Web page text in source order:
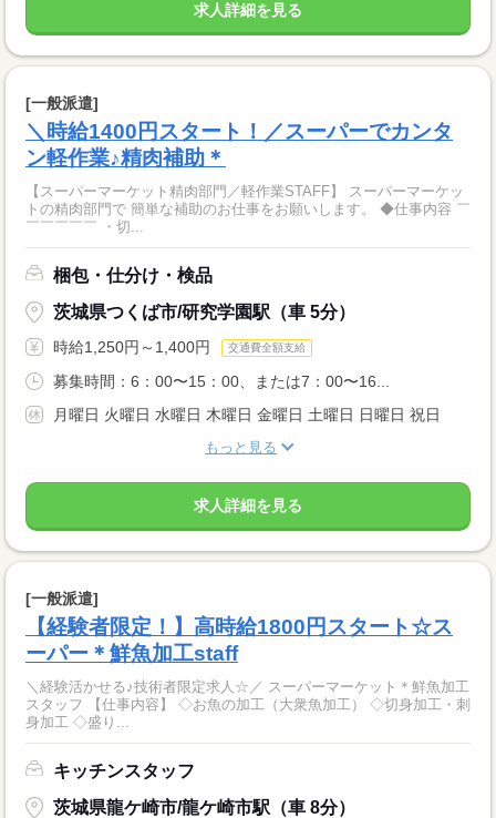
求人詳細を見る
[一般派遣]
＼時給1400円スタート！／スーパーでカンタ
ン軽作業♪精肉補助＊
【スーパーマーケット精肉部門／軽作業STAFF】 スーパーマーケッ
トの精肉部門で 簡単な補助のお仕事をお願いします。 ◆仕事内容 ￣
￣￣￣￣￣ ・切...
梱包・仕分け・検品
茨城県つくば市/研究学園駅（車 5分）
時給1,250円～1,400円 交通費全額支給
募集時間：6：00〜15：00、または7：00〜16...
月曜日 火曜日 水曜日 木曜日 金曜日 土曜日 日曜日 祝日
もっと見る
求人詳細を見る
[一般派遣]
【経験者限定！】高時給1800円スタート☆ス
ーパー＊鮮魚加工staff
＼経験活かせる♪技術者限定求人☆／ スーパーマーケット＊鮮魚加工
スタッフ 【仕事内容】 ◇お魚の加工（大衆魚加工） ◇切身加工・刺
身加工 ◇盛り...
キッチンスタッフ
茨城県龍ケ崎市/龍ケ崎市駅（車 8分）